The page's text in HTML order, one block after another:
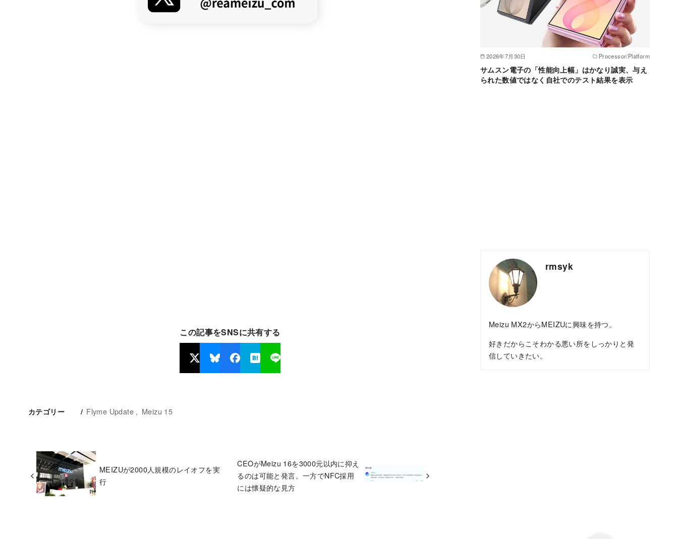
この記事をSNSに共有する
カテゴリー Flyme Update Meizu 15
MEIZUが2000人規模のレイオフを実
行
CEOがMeizu 16を3000元以内に抑え
るのは可能と発言。一方でNFC採用
には懐疑的な見方
2026年7月30日 Processor/Platform
サムスン電子の「性能向上幅」はかなり誠実、与え
られた数値ではなく自社でのテスト結果を表示
rmsyk
Meizu MX2からMEIZUに興味を持つ。
好きだからこそわかる悪い所をしっかりと発
信していきたい。